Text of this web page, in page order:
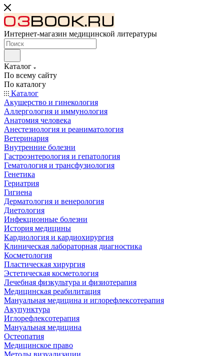
Интернет-магазин медицинской литературы
Каталог
По всему сайту
По каталогу
Каталог
Акушерство и гинекология
Аллергология и иммунология
Анатомия человека
Анестезиология и реаниматология
Ветеринария
Внутренние болезни
Гастроэнтерология и гепатология
Гематология и трансфузиология
Генетика
Гериатрия
Гигиена
Дерматология и венерология
Диетология
Инфекционные болезни
История медицины
Кардиология и кардиохирургия
Клиническая лабораторная диагностика
Косметология
Пластическая хирургия
Эстетическая косметология
Лечебная физкультура и физиотерапия
Медицинская реабилитация
Мануальная медицина и иглорефлексотерапия
Акупунктура
Иглорефлексотерапия
Мануальная медицина
Остеопатия
Медицинское право
Методы визуализации